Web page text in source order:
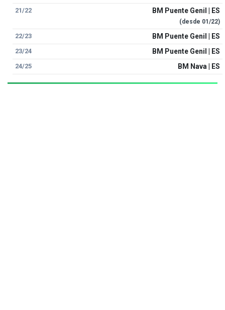
21/22 BM Puente Genil | ES
(desde 01/22)
22/23 BM Puente Genil | ES
23/24 BM Puente Genil | ES
24/25 BM Nava | ES